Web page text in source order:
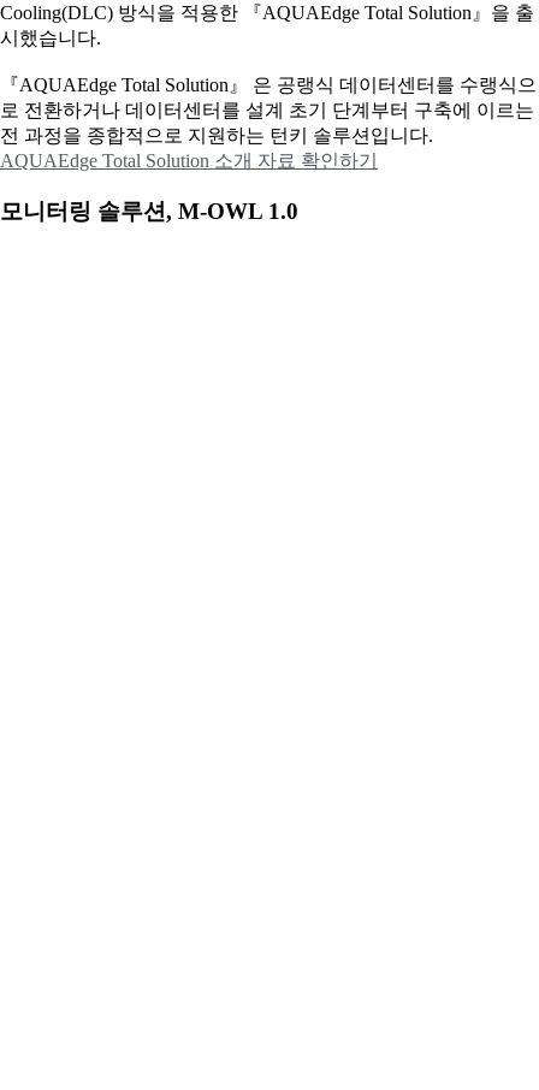
Cooling(DLC) 방식을 적용한 『AQUAEdge Total Solution』을 출
시했습니다.
『AQUAEdge Total Solution』 은 공랭식 데이터센터를 수랭식으
로 전환하거나 데이터센터를 설계 초기 단계부터 구축에 이르는
전 과정을 종합적으로 지원하는 턴키 솔루션입니다.
AQUAEdge Total Solution 소개 자료 확인하기
모니터링 솔루션, M-OWL 1.0